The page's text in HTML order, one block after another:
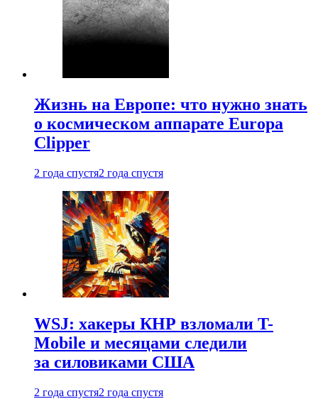
Жизнь на Европе: что нужно знать
о космическом аппарате Europa
Clipper
2 года спустя2 года спустя
WSJ: хакеры КНР взломали T-
Mobile и месяцами следили
за силовиками США
2 года спустя2 года спустя